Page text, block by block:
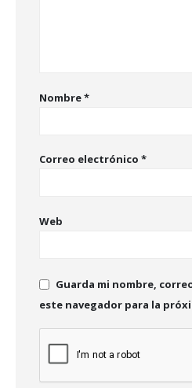
Nombre*
Correo electrónico *
Web
Guarda mi nombre,
este navegador para la